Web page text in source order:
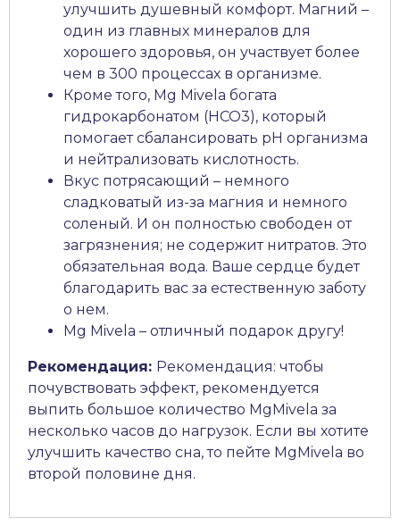
улучшить душевный комфорт. Магний –
один из главных минералов для
хорошего здоровья, он участвует более
чем в 300 процессах в организме.
Кроме того, Mg Mivela богата
гидрокарбонатом (HCO3), который
помогает сбалансировать pH организма
и нейтрализовать кислотность.
Вкус потрясающий – немного
сладковатый из-за магния и немного
соленый. И он полностью свободен от
загрязнения; не содержит нитратов. Это
обязательная вода. Ваше сердце будет
благодарить вас за естественную заботу
о нем.
Mg Mivela – отличный подарок другу!
Рекомендация: Рекомендация: чтобы
почувствовать эффект, рекомендуется
выпить большое количество MgMivela за
несколько часов до нагрузок. Если вы хотите
улучшить качество сна, то пейте MgMivela во
второй половине дня.